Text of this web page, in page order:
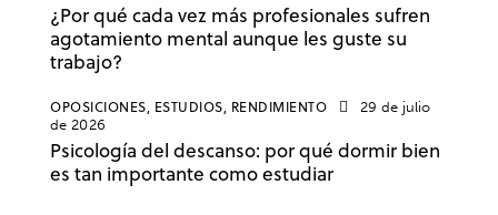
¿Por qué cada vez más profesionales sufren
agotamiento mental aunque les guste su
trabajo?
OPOSICIONES, ESTUDIOS, RENDIMIENTO
29 de julio
de 2026
Psicología del descanso: por qué dormir bien
es tan importante como estudiar